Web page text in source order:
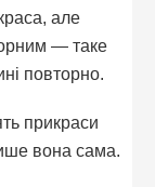
але
— таке
повторно.
прикраси
вона сама.